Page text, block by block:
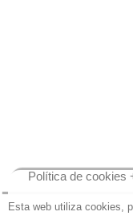
Esta web utiliza cookies,
Política de cookies